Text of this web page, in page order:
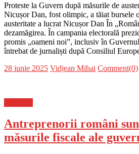
Proteste la Guvern după măsurile de
Nicușor Dan, fost olimpic, a tăiat bursele
austeritate a lucrat Nicușor Dan În
dezamăgirea. În campania electorală
promis „oameni noi”, inclusiv în
întrebat de jurnaliști după Consiliul
Posted
28 iunie 2025 Author
Vidjean Mihai Comment(0)
Antreprenorii români
măsurile fiscale ale